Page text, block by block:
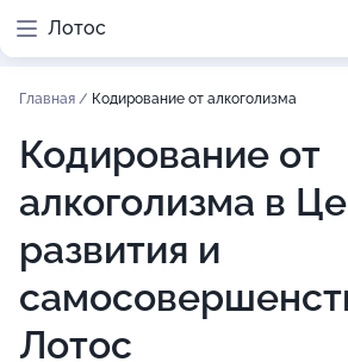
Лотос
Главная / Кодирование от алкоголизма
Кодирование от
алкоголизма в
развития и
Лотос